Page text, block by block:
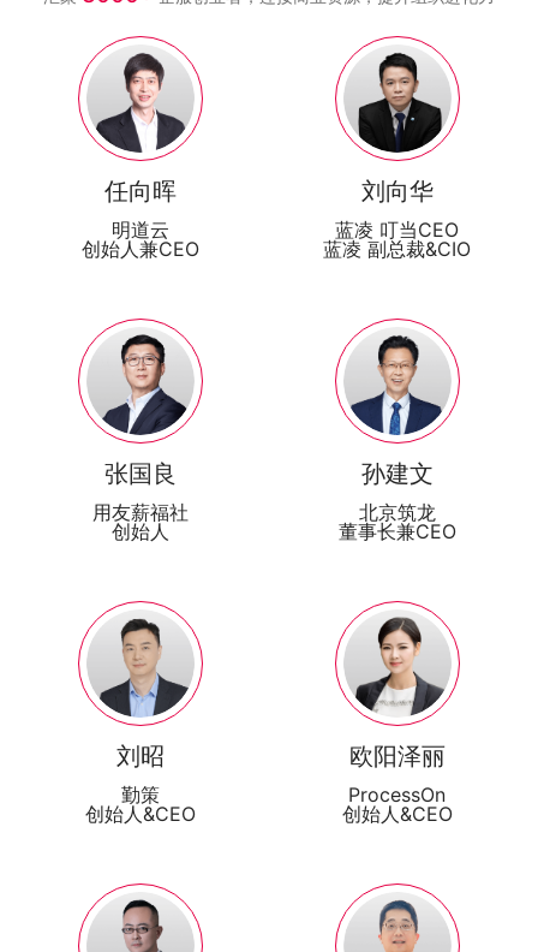
任向晖
明道云
创始人兼CEO
刘向华
蓝凌 叮当CEO
蓝凌 副总裁&CIO
张国良
用友薪福社
创始人
孙建文
北京筑龙
董事长兼CEO
刘昭
勤策
创始人&CEO
欧阳泽丽
ProcessOn
创始人&CEO